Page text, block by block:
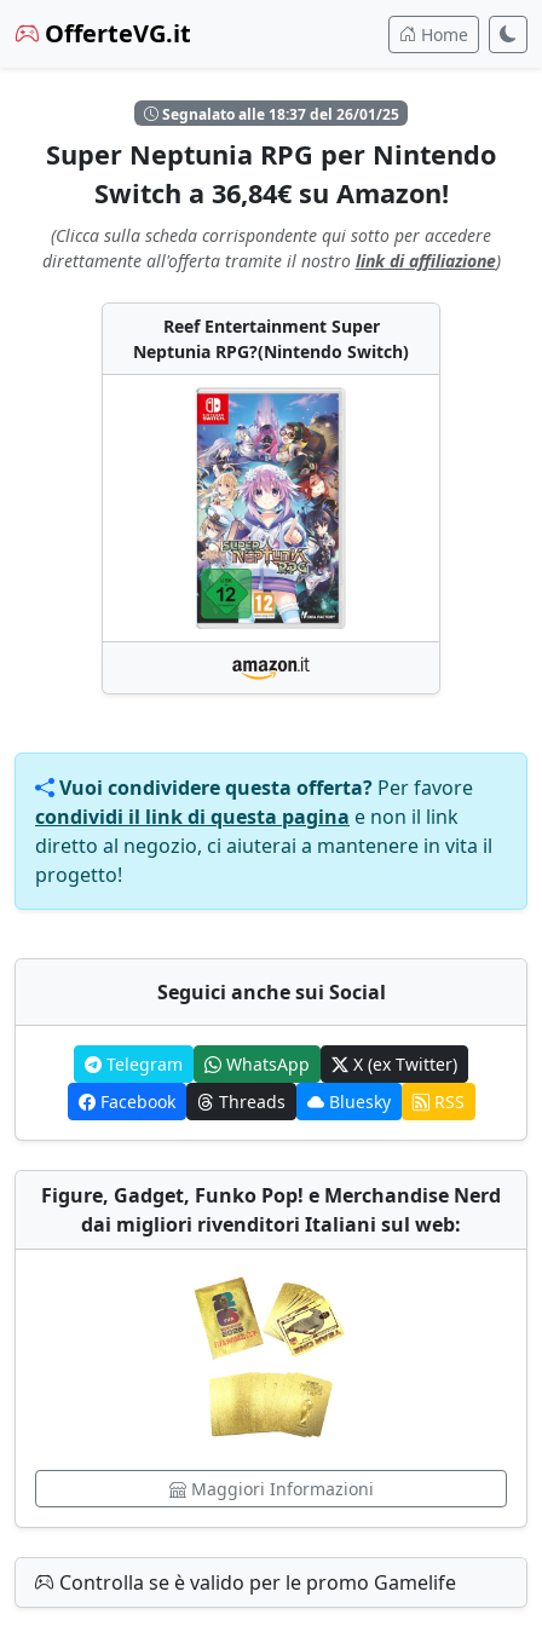
OfferteVG.it Home
Segnalato alle 18:37 del 26/01/25
Super Neptunia RPG per Nintendo
Switch a 36,84€ su Amazon!
(Clicca sulla scheda corrispondente qui sotto per accedere
direttamente all'offerta tramite il nostro link di affiliazione)
Reef Entertainment Super
Neptunia RPG?(Nintendo Switch)
Vuoi condividere questa offerta? Per favore
condividi il link di questa pagina e non il link
diretto al negozio, ci aiuterai a mantenere in vita il
progetto!
Seguici anche sui Social
Telegram WhatsApp
X (ex Twitter)
Facebook
Threads Bluesky RSS
Figure, Gadget, Funko Pop! e Merchandise Nerd
dai migliori rivenditori Italiani sul web:
Maggiori Informazioni
Controlla se è valido per le promo Gamelife